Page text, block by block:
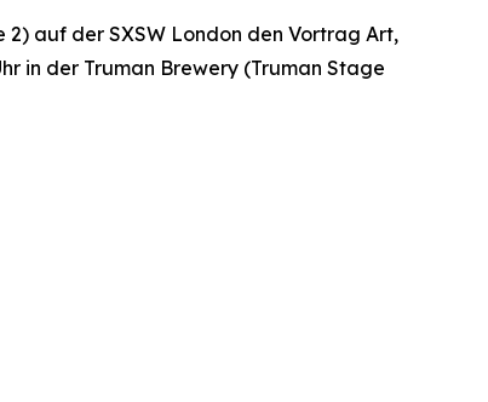
2) auf der SXSW London den Vortrag Art,
in der Truman Brewery (Truman Stage